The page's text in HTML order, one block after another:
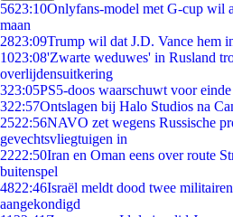
5623:10Onlyfans-model met G-cup wil
maan
2823:09Trump wil dat J.D. Vance hem
1023:08'Zwarte weduwes' in Rusland
overlijdensuitkering
323:05PS5-doos waarschuwt voor
322:57Ontslagen bij Halo Studios na
2522:56NAVO zet wegens Russische
gevechtsvliegtuigen in
2222:50Iran en Oman eens over route
buitenspel
4822:46Israël meldt dood twee
aangekondigd